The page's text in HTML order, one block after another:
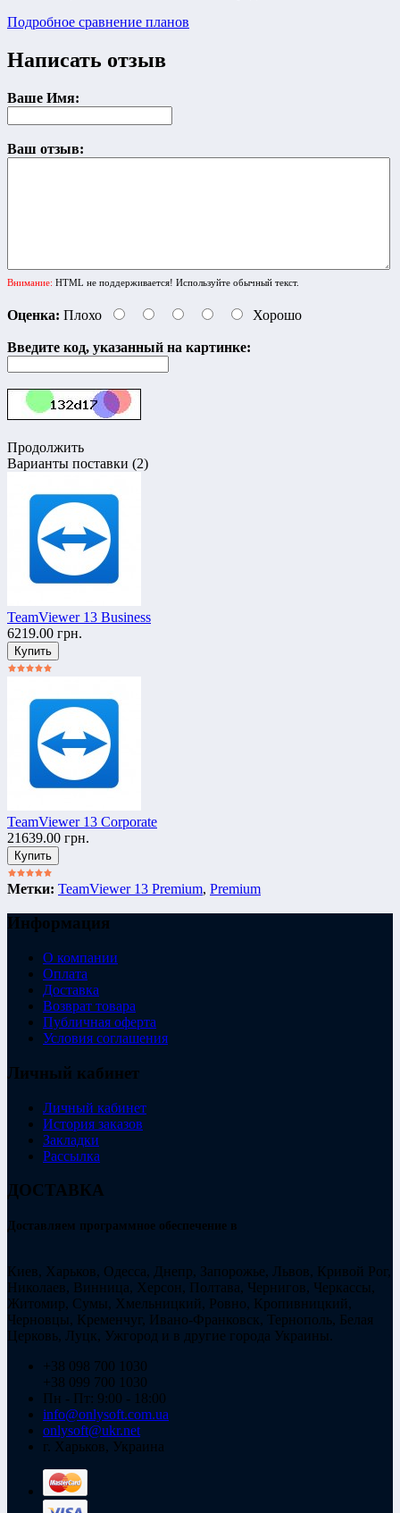
Подробное сравнение планов
Написать отзыв
Ваше Имя:
Ваш отзыв:
Внимание: HTML не поддерживается! Используйте обычный текст.
Оценка: Плохо Хорошо
Введите код, указанный на картинке:
Продолжить
Варианты поставки (2)
TeamViewer 13 Business
6219.00 грн.
TeamViewer 13 Corporate
21639.00 грн.
Метки: TeamViewer 13 Premium, Premium
Информация
О компании
Оплата
Доставка
Возврат товара
Публичная оферта
Условия соглашения
Личный кабинет
Личный кабинет
История заказов
Закладки
Рассылка
ДОСТАВКА
Доставляем программное обеспечение в
Киев, Харьков, Одесса, Днепр, Запорожье, Львов, Кривой Рог,
Николаев, Винница, Херсон, Полтава, Чернигов, Черкассы,
Житомир, Сумы, Хмельницкий, Ровно, Кропивницкий,
Черновцы, Кременчуг, Ивано-Франковск, Тернополь, Белая
Церковь, Луцк, Ужгород и в другие города Украины.
+38 098 700 1030
+38 099 700 1030
Пн - Пт: 9:00 - 18:00
info@onlysoft.com.ua
onlysoft@ukr.net
г. Харьков, Украина